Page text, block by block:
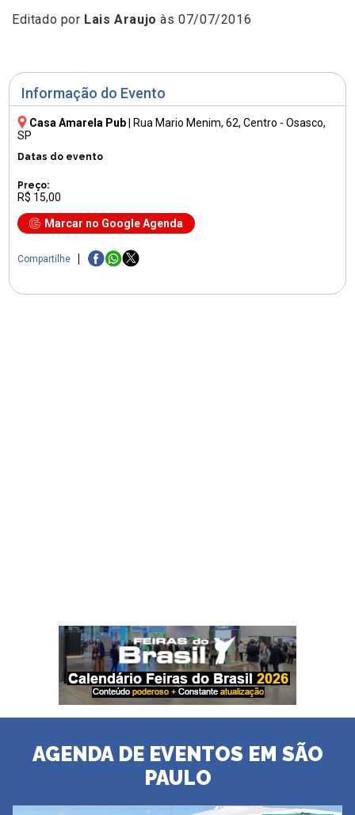
Informação do Evento
Casa Amarela Pub Rua Mario Menim, 62, Centro - Osasco,
SP
Datas do evento
Preço:
R$ 15,00
Marcar no Google Agenda
Compartilhe
Editado por Lais Araujo às 07/07/2016
AGENDA DE EVENTOS EM SÃO
PAULO